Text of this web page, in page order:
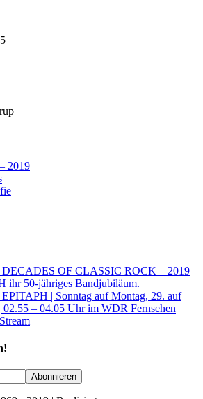
2019
DECADES OF CLASSIC ROCK – 2019
ihr 50-jähriges Bandjubiläum.
| Sonntag auf Montag, 29. auf
02.55 – 04.05 Uhr im WDR Fernsehen